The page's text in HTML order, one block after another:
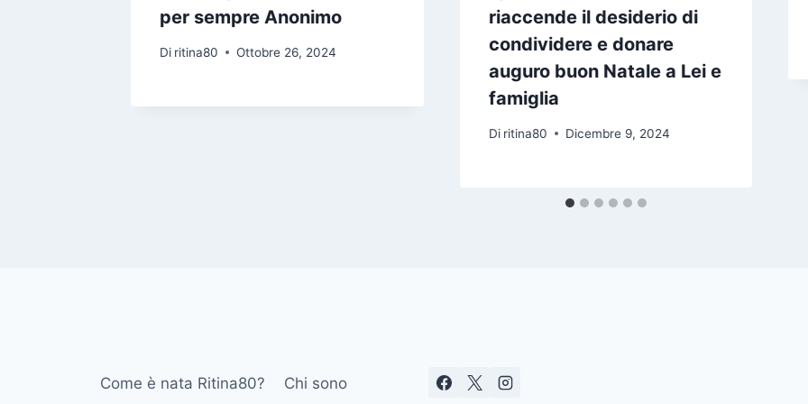
per sempre Anonimo
Di ritina80 Ottobre 26, 2024
riaccende il desiderio di
condividere e donare
auguro buon Natale a Lei e
famiglia
Di ritina80 Dicembre 9, 2024
Come è nata Ritina80? Chi sono